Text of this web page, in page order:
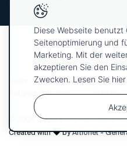
Über uns
Katalog anfragen
Presse
© 2026 Vogel Vins. Alle Rechte
Created with
byArtionet-
Diese Webseite
Seitenoptimierung und
Marketing. Mit der
akzeptieren Sie den
Zwecken. Lesen Sie hier